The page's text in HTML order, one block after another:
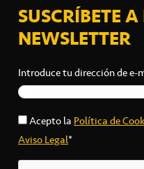
SUSCRÍBETE
NEWSLETTER
Introduce tu dirección de
Acepto laPolítica de
Aviso Legal*